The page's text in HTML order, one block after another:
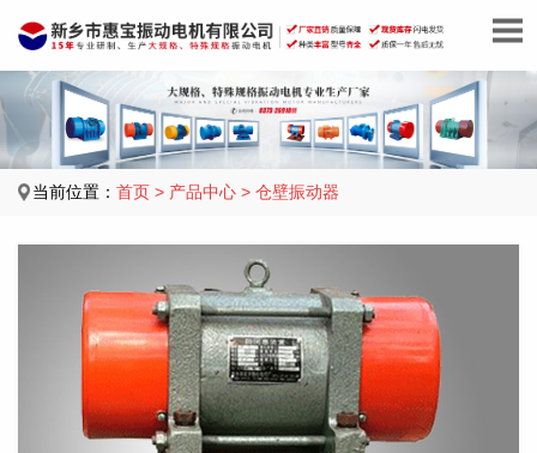
当前位置： 首页> 产品中心> 仓壁振动器